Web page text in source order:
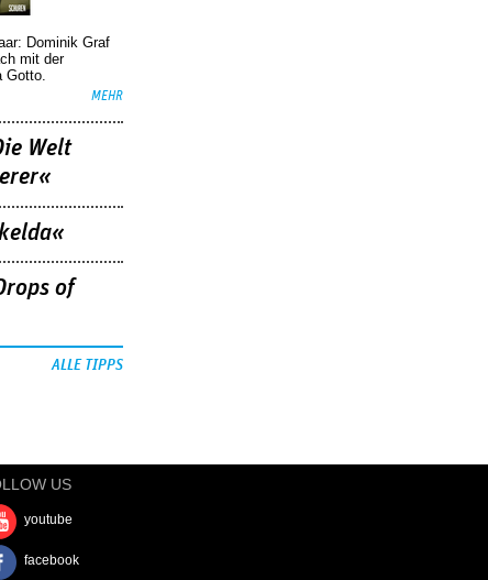
Dominik Graf
mit der
Gotto.
MEHR
Welt
of
ALLE TIPPS
US
youtube
facebook